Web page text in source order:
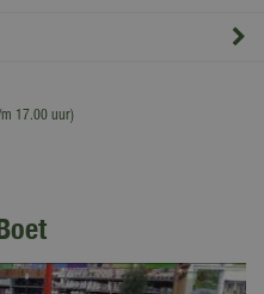
m 17.00 uur)